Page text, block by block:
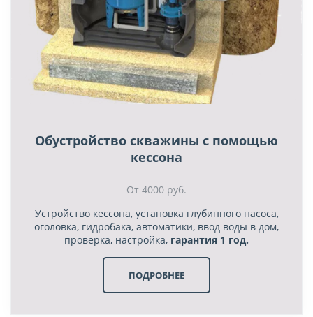
Обустройство скважины с помощью
кессона
От 4000 руб.
Устройство кессона, установка глубинного насоса,
оголовка, гидробака, автоматики, ввод воды в дом,
проверка, настройка, гарантия 1 год.
ПОДРОБНЕЕ